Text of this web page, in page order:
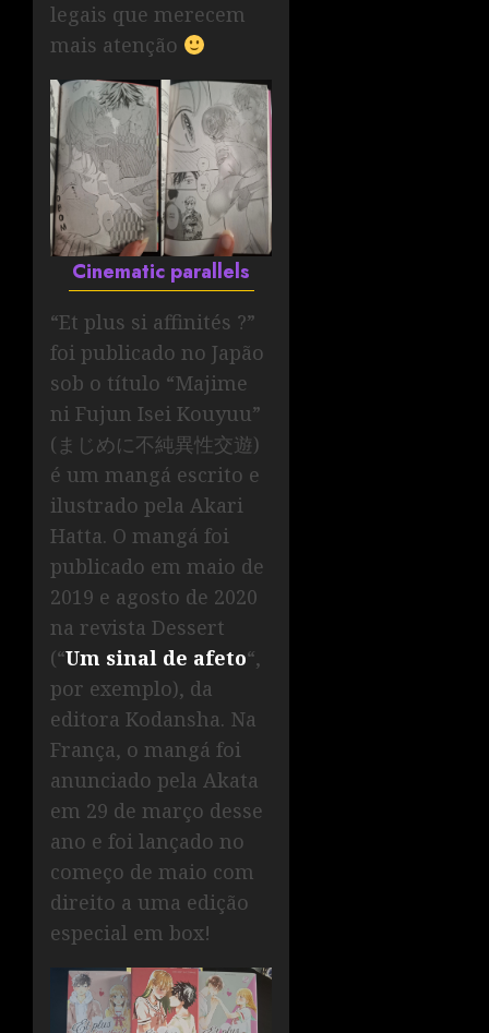
legais que merecem
mais atenção
Cinematic parallels
“Et plus si affinités ?”
foi publicado no Japão
sob o título “Majime
ni Fujun Isei Kouyuu”
(まじめに不純異性交遊)
é um mangá escrito e
ilustrado pela Akari
Hatta. O mangá foi
publicado em maio de
2019 e agosto de 2020
na revista Dessert
(“Um sinal de afeto“,
por exemplo), da
editora Kodansha. Na
França, o mangá foi
anunciado pela Akata
em 29 de março desse
ano e foi lançado no
começo de maio com
direito a uma edição
especial em box!